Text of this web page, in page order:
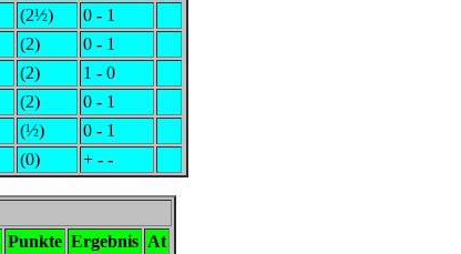
(2½)
0 - 1
(2)
0 - 1
(2)
1 - 0
(2)
0 - 1
(½)
0 - 1
(0) + - -
Punkte Ergebnis At